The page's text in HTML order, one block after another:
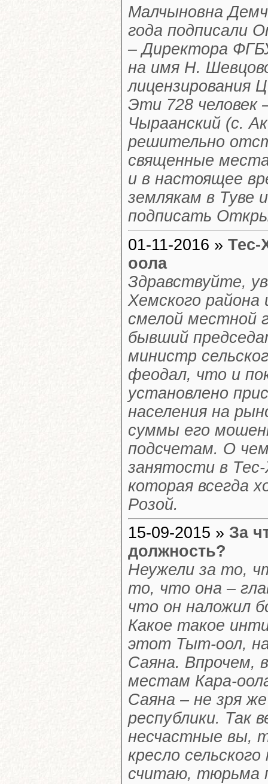
Малчыновна
года подписали
– Директора
на имя Н.
лицензирования
Эти 728 человек
Чыраанский (с.
решительно
священные
и в настоящее
землякам в Туве
подписать
01-11-2016 » Тес-
оола
Здравствуйте,
Хемского
смелой местной
бывший
министр
феодал, что и
установлено
населения на
суммы его
подсчетам. О
занятости в
которая всегда
Розой.
15-09-2015 » За
должность?
Неужели за то,
то, что она –
что он наложил
Какое такое
этот Тыт-оол,
Саяна. Впрочем,
местам Кара-
Саяна – не зря
республики. Так
несчастные вы,
кресло
считаю, тюрьма